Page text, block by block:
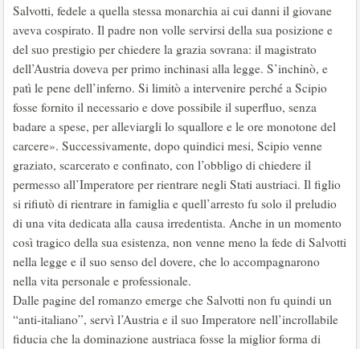
Salvotti, fedele a quella stessa monarchia ai cui danni il giovane
aveva cospirato. Il padre non volle servirsi della sua posizione e
del suo prestigio per chiedere la grazia sovrana: il magistrato
dell’Austria doveva per primo inchinasi alla legge. S’inchinò, e
patì le pene dell’inferno. Si limitò a intervenire perché a Scipio
fosse fornito il necessario e dove possibile il superfluo, senza
badare a spese, per alleviargli lo squallore e le ore monotone del
carcere». Successivamente, dopo quindici mesi, Scipio venne
graziato, scarcerato e confinato, con l’obbligo di chiedere il
permesso all’Imperatore per rientrare negli Stati austriaci. Il figlio
si rifiutò di rientrare in famiglia e quell’arresto fu solo il preludio
di una vita dedicata alla causa irredentista. Anche in un momento
così tragico della sua esistenza, non venne meno la fede di Salvotti
nella legge e il suo senso del dovere, che lo accompagnarono
nella vita personale e professionale.
Dalle pagine del romanzo emerge che Salvotti non fu quindi un
“anti-italiano”, servì l’Austria e il suo Imperatore nell’incrollabile
fiducia che la dominazione austriaca fosse la miglior forma di